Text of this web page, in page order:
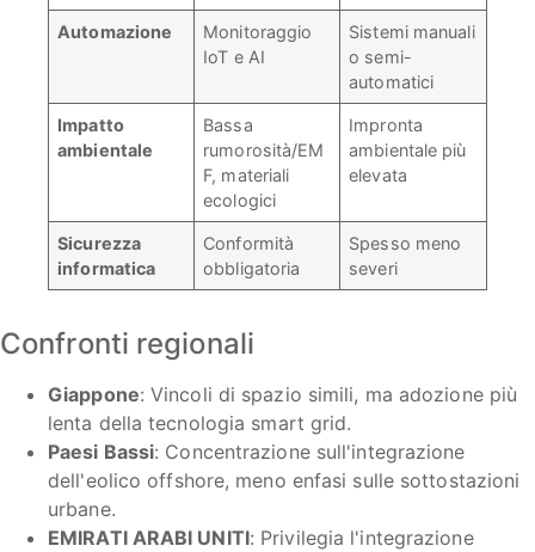
Automazione
Monitoraggio
IoT e AI
Sistemi manuali
o semi-
automatici
Impatto
ambientale
Bassa
rumorosità/EM
F, materiali
ecologici
Impronta
ambientale più
elevata
Sicurezza
informatica
Conformità
obbligatoria
Spesso meno
severi
Confronti regionali
Giappone: Vincoli di spazio simili, ma adozione più
lenta della tecnologia smart grid.
Paesi Bassi: Concentrazione sull'integrazione
dell'eolico offshore, meno enfasi sulle sottostazioni
urbane.
EMIRATI ARABI UNITI: Privilegia l'integrazione